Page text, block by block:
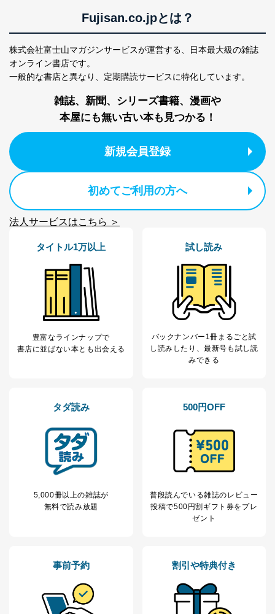
により当社の
定期購読サービス
等をご利用の方の
個人情報
た商品の発売元企業からのｅメー
ル等による商品、
サービス、キャンペーン等の広告
に関するご案内のため
トに登録された方
の個人情報
よびその分析のため
お問い合わせ対応、トラブル対
処、オペレーター教育など応対品
質向上のため
その他当社のプライバシーポリシ
※上記の利用目的のうちNo.1～5については保有個人デ
なお、6、7については、パートナー（提携企業）様又は
本人の同意を得ることなく第三者に提供することはあり
ません。ただし、次の場合は除きます。
法令に基づく場合
人の生命､身体または財産の保護のために必要がある
場合であって、本人の同意を得ることが困難であると
き。
公衆衛生の向上または児童の健全な育成の推進のため
に特に必要がある場合であって、本人の同意を得るこ
する必要がある場合であって、本人の同意を得ること
き。
上記２．の利用目的を実施するために守秘義務を結ん
だ企業に、業務の一部として個人情報の取扱いを委
託・提供する場合、その業務に必要な範囲で委託・提
供先企業に個人情報を開示することがあります。
が、これらに限りません。
委託先：カスタマーサポート支援会社 、クレジッ
トカード決済などの決済代行・料金回収会社、広
販売店などの梱包・配送・配達会社
４．開示対象個人情報の「開示」「訂正」等の請求につ
いて
Fujisan.co.jpとは？
株式会社富士山マガジンサービスが運営する、
日本最大級の雑誌
オンライン書店です。
一般的な書店と異なり、 定期購読サービスに特化しています。
雑誌、新聞、シリーズ書籍、漫画や
本屋にも無い古い本も見つかる！
新規会員登録
初めてご利用の方へ
法人サービスはこちら ＞
タイトル1万以上
豊富なラインナップで
書店に並ばない本とも出会える
試し読み
バックナンバー1冊まるごと試
し読み したり、最新号も試し読
みできる
タダ読み
5,000冊以上の雑誌が
無料で読み放題
500円OFF
普段読んでいる雑誌のレビュー
投稿で500円割ギフト券をプレ
ゼント
事前予約 割引や特典付き